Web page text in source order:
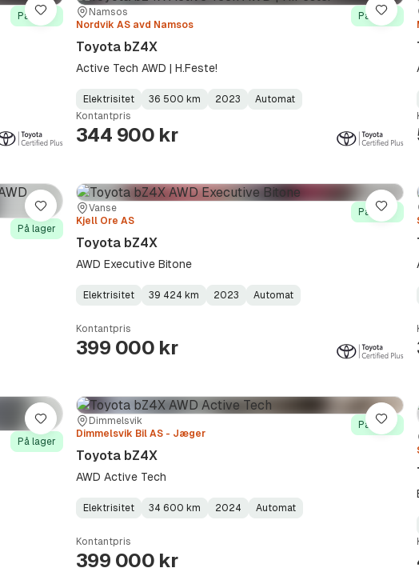
På lager
Lagre Sted:
Namsos
Forhandler:
Nordvik AS avd Namsos
På lager
Toyota bZ4X
Active Tech AWD | H.Feste!
Fuel
Type:
Elektrisitet
Kilometerstand:
36 500 km
Model
Year:
2023
Gearbox
Type:
Automat
Kontantpris
344 900 kr
Lagre
På lager
Lagre Sted:
Vanse
Forhandler:
Kjell Ore AS
På lager
Toyota bZ4X
AWD Executive Bitone
Fuel
Elektrisitet
Kilometerstand:
39 424 km
Model
2023
Gearbox
Automat
Kontantpris
399 000 kr
Lagre
På lager
Lagre Sted:
Dimmelsvik
Forhandler:
Dimmelsvik Bil AS - Jæger
På lager
Toyota bZ4X
AWD Active Tech
Fuel
Elektrisitet
Kilometerstand:
34 600 km
Model
2024
Gearbox
Automat
Kontantpris
399 000 kr
Lagre